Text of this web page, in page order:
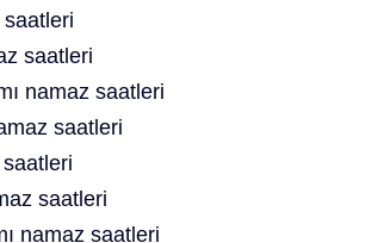
saatleri
namaz saatleri
saatleri
saatleri
namaz saatleri